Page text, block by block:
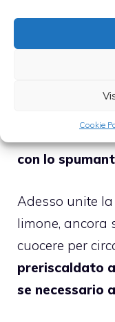
Cookie
all’interno di
aggiungendo
con lo
Adesso unite
limone, ancora
cuocere per
preriscaldato
se necessario